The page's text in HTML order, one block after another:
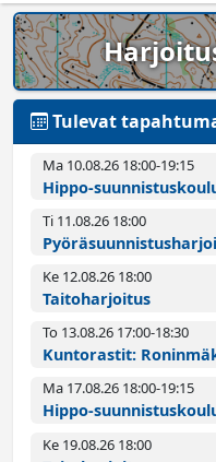
Tulevat
Ma 10.08.26 18:00­-19:15
Hippo-
Ti 11.08.26 18:00­
Ke 12.08.26 18:00­
Taitoharjoitus
To 13.08.26 17:00­-18:30
Kuntorastit:
Ma 17.08.26 18:00­-19:15
Hippo-
Ke 19.08.26 18:00­